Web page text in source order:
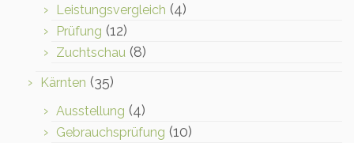
Leistungsvergleich (4)
Prüfung (12)
Zuchtschau (8)
Kärnten (35)
Ausstellung (4)
Gebrauchsprüfung (10)